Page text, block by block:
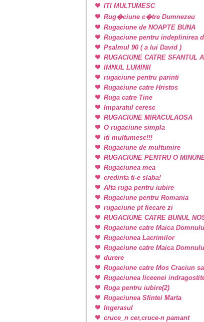
ITI MULTUMESC
Rug�ciune c�tre Dumnezeu
Rugaciune de NOAPTE BUNA
Rugaciune pentru indeplinirea
Psalmul 90 ( a lui David )
RUGACIUNE CATRE SFANTUL
IMNUL LUMINII
rugaciune pentru parinti
Rugaciune catre Hristos
Ruga catre Tine
Imparatul ceresc
RUGACIUNE MIRACULAOSA
O rugaciune simpla
iti multumesc!!!
Rugaciune de multumire
RUGACIUNE PENTRU O
Rugaciunea mea
credinta ti-e slaba!
Alta ruga pentru iubire
Rugaciune pentru Romania
rugaciune pt fiecare zi
RUGACIUNE CATRE BUNUL
Rugaciune catre Maica
Rugaciunea Lacrimilor
Rugaciune catre Maica
durere
Rugaciune catre Mos Craciun
Rugaciunea liceenei
Ruga pentru iubire(2)
Rugaciunea Sfintei Marta
Ingerasul
cruce_n cer,cruce-n pamant